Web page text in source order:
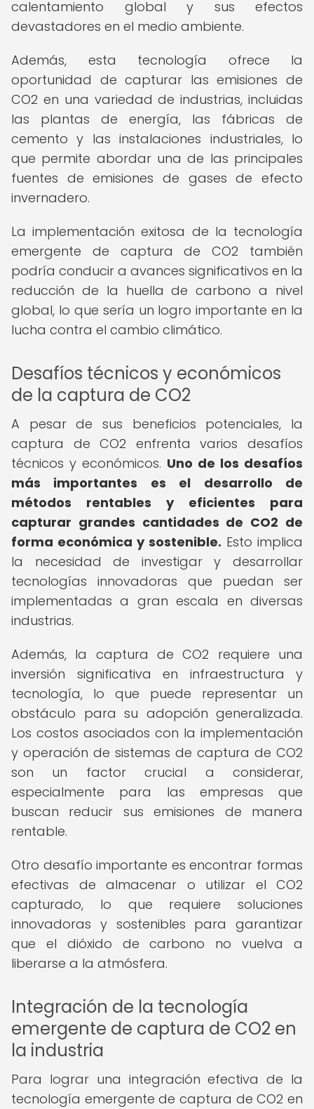
calentamiento global y sus efectos
devastadores en el medio ambiente.
Además, esta tecnología ofrece la
oportunidad de capturar las emisiones de
CO2 en una variedad de industrias, incluidas
las plantas de energía, las fábricas de
cemento y las instalaciones industriales, lo
que permite abordar una de las principales
fuentes de emisiones de gases de efecto
invernadero.
La implementación exitosa de la tecnología
emergente de captura de CO2 también
podría conducir a avances significativos en la
reducción de la huella de carbono a nivel
global, lo que sería un logro importante en la
lucha contra el cambio climático.
Desafíos técnicos y económicos
de la captura de CO2
A pesar de sus beneficios potenciales, la
captura de CO2 enfrenta varios desafíos
técnicos y económicos. Uno de los desafíos
más importantes es el desarrollo de
métodos rentables y eficientes para
capturar grandes cantidades de CO2 de
forma económica y sostenible. Esto implica
la necesidad de investigar y desarrollar
tecnologías innovadoras que puedan ser
implementadas a gran escala en diversas
industrias.
Además, la captura de CO2 requiere una
inversión significativa en infraestructura y
tecnología, lo que puede representar un
obstáculo para su adopción generalizada.
Los costos asociados con la implementación
y operación de sistemas de captura de CO2
son un factor crucial a considerar,
especialmente para las empresas que
buscan reducir sus emisiones de manera
rentable.
Otro desafío importante es encontrar formas
efectivas de almacenar o utilizar el CO2
capturado, lo que requiere soluciones
innovadoras y sostenibles para garantizar
que el dióxido de carbono no vuelva a
liberarse a la atmósfera.
Integración de la tecnología
emergente de captura de CO2 en
la industria
Para lograr una integración efectiva de la
tecnología emergente de captura de CO2 en